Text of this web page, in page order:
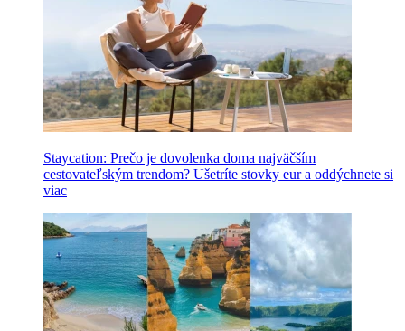
Staycation: Prečo je dovolenka doma najväčším
cestovateľským trendom? Ušetríte stovky eur a oddýchnete si
viac